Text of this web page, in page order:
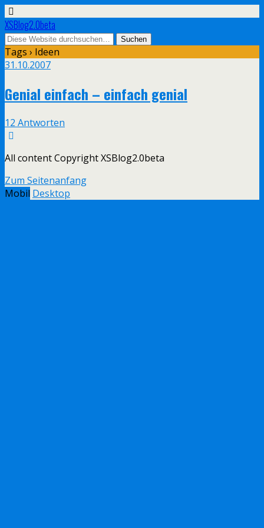
XSBlog2.0beta
Tags › Ideen
31.10.2007
Genial einfach – einfach genial
12 Antworten
All content Copyright XSBlog2.0beta
Zum Seitenanfang
Mobil Desktop